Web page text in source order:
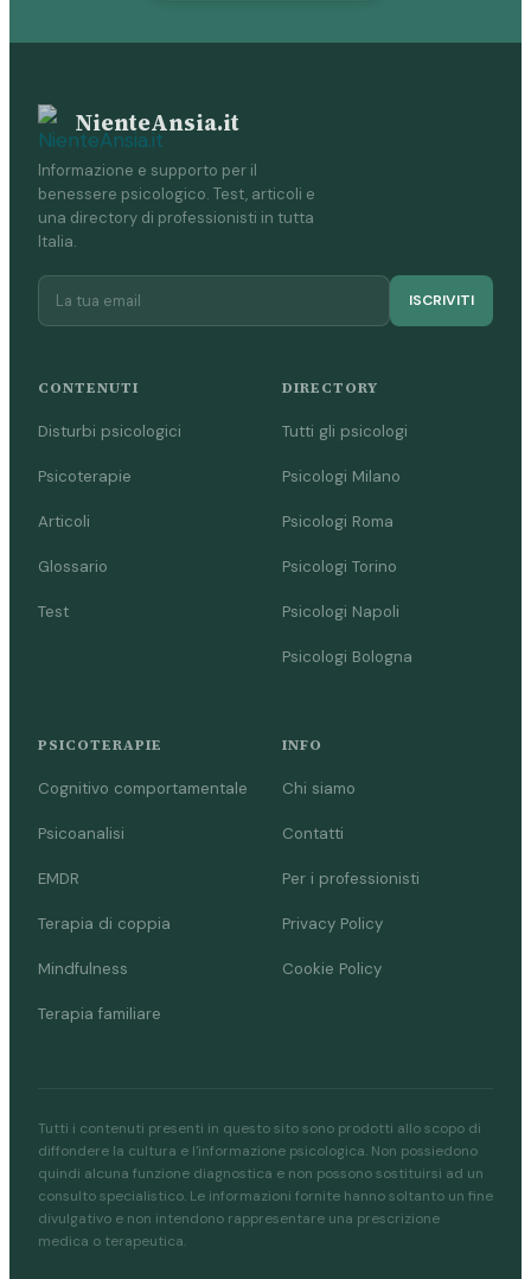
NienteAnsia.it
Informazione e supporto per il
benessere psicologico. Test, articoli e
una directory di professionisti in tutta
Italia.
ISCRIVITI
CONTENUTI
Disturbi psicologici
Psicoterapie
Articoli
Glossario
Test
DIRECTORY
Tutti gli psicologi
Psicologi Milano
Psicologi Roma
Psicologi Torino
Psicologi Napoli
Psicologi Bologna
PSICOTERAPIE
Cognitivo comportamentale
Psicoanalisi
EMDR
Terapia di coppia
Mindfulness
Terapia familiare
INFO
Chi siamo
Contatti
Per i professionisti
Privacy Policy
Cookie Policy
Tutti i contenuti presenti in questo sito sono prodotti allo scopo di
diffondere la cultura e l'informazione psicologica. Non possiedono
quindi alcuna funzione diagnostica e non possono sostituirsi ad un
consulto specialistico. Le informazioni fornite hanno soltanto un fine
divulgativo e non intendono rappresentare una prescrizione
medica o terapeutica.